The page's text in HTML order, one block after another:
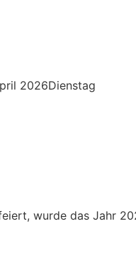
2026Dienstag
wurde das Jahr